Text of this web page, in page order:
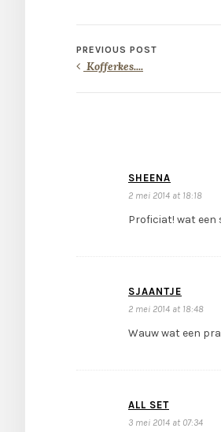
PREVIOUS POST
Kofferkes....
SHEENA
2 mei 2014 at 18:18
Proficiat! wat een
SJAANTJE
2 mei 2014 at 18:48
Wauw wat een
ALL SET
3 mei 2014 at 07:34